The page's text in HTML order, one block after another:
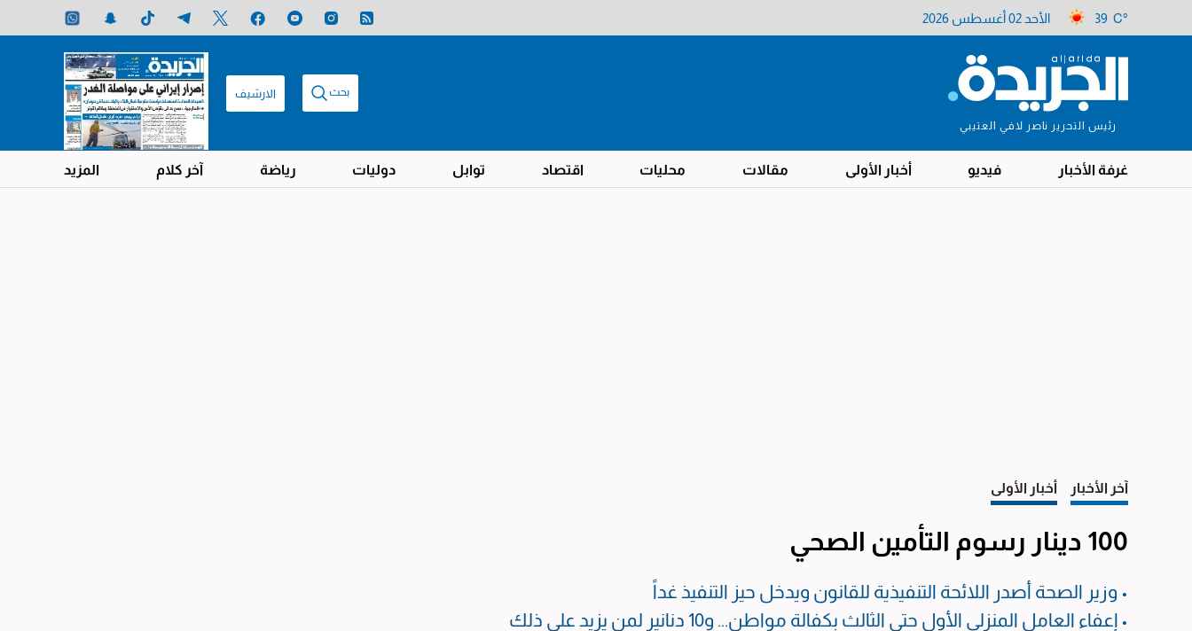
39 C° الأحد 02 أغسطس 2026
رئيس التحرير ناصر لافي العتيبي
بحث الارشيف
غرفة الأخبار فيديو أخبار الأولى مقالات محليات اقتصاد توابل دوليات رياضة آخر كلام المزيد
آخر الأخبار أخبار الأولى
100 دينار رسوم التأمين الصحي
• وزير الصحة أصدر اللائحة التنفيذية للقانون ويدخل حيز التنفيذ غداً
• إعفاء العامل المنزلي الأول حتى الثالث بكفالة مواطن... و10 دنانير لمن يزيد على ذلك